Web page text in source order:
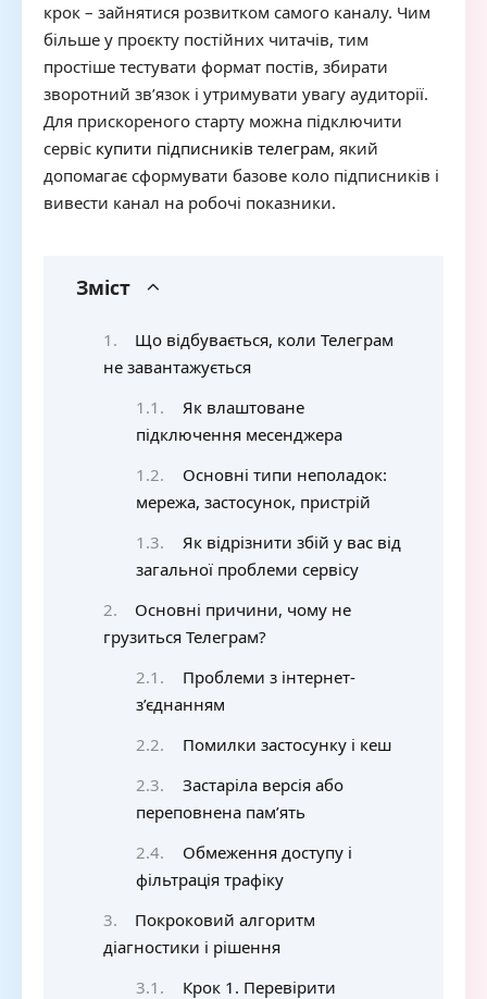
крок – зайнятися розвитком самого каналу. Чим
більше у проєкту постійних читачів, тим
простіше тестувати формат постів, збирати
зворотний зв’язок і утримувати увагу аудиторії.
Для прискореного старту можна підключити
сервіс купити підписників телеграм, який
допомагає сформувати базове коло підписників і
вивести канал на робочі показники.
Зміст
Що відбувається, коли Телеграм
не завантажується
Як влаштоване
підключення месенджера
Основні типи неполадок:
мережа, застосунок, пристрій
Як відрізнити збій у вас від
загальної проблеми сервісу
Основні причини, чому не
грузиться Телеграм?
Проблеми з інтернет-
з’єднанням
Помилки застосунку і кеш
Застаріла версія або
переповнена пам’ять
Обмеження доступу і
фільтрація трафіку
Покроковий алгоритм
діагностики і рішення
Крок 1. Перевірити